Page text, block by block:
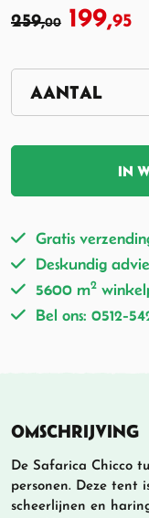
259,00 199,95
IN
Gratis
Deskundig
5600 m2
Bel ons: 0512-
OMSCHRIJVING
De Safarica Chicco
personen. Deze tent
scheerlijnen en